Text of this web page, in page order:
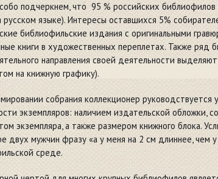
подчеркнем, что 95 % российских библиофилов
русском языке). Интересы оставшихся 5%
библиофильские издания с оригинальными
книги в художественных переплетах. Также ряд
направления своей деятельности
на книжную графику).
собрания коллекционер руководствуется
экземпляров: наличием издательской обложки,
экземпляра, а также размером книжного блока.
двух мужчин фразу «а у меня на 2 см длиннее, чем
среде.